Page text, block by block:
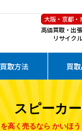
大阪・京都
高価買取・出
リサイク
買取方法 買
スピーカー
を高く売るなら かいほう